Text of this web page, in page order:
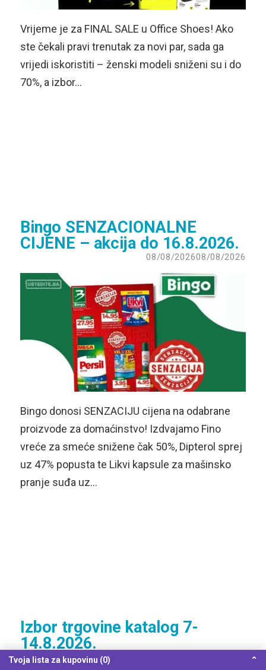
Vrijeme je za FINAL SALE u Office Shoes! Ako
ste čekali pravi trenutak za novi par, sada ga
vrijedi iskoristiti – ženski modeli sniženi su i do
70%, a izbor…
Bingo SENZACIONALNE
CIJENE – akcija do 16.8.2026.
08/08/202608/08/2026
Bingo donosi SENZACIJU cijena na odabrane
proizvode za domaćinstvo! Izdvajamo Fino
vreće za smeće snižene čak 50%, Dipterol sprej
uz 47% popusta te Likvi kapsule za mašinsko
pranje suđa uz…
Izbor trgovine katalog 7-
14.8.2026.
Tvoja lista za kupovinu (0) ⌃